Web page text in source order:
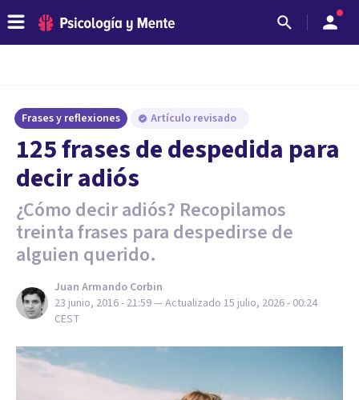
Frases y reflexiones Artículo revisado
125 frases de despedida para
decir adiós
¿Cómo decir adiós? Recopilamos
treinta frases para despedirse de
alguien querido.
Juan Armando Corbin
23 junio, 2016 - 21:59— Actualizado 15 julio, 2026 - 00:24
CEST